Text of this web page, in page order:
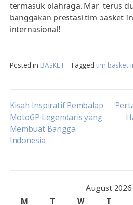
termasuk olahraga. Mari terus
banggakan prestasi tim basket
internasional!
Posted in BASKET Tagged tim basket
Post
navigation
Kisah Inspiratif Pembalap
MotoGP Legendaris yang
Membuat Bangga
Indonesia
August 2026
M
T W T